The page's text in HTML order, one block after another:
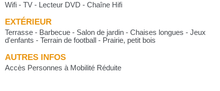
Wifi - TV - Lecteur DVD - Chaîne Hifi
EXTÉRIEUR
Terrasse - Barbecue - Salon de jardin - Chaises longues - Jeux
d'enfants - Terrain de football - Prairie, petit bois
AUTRES INFOS
Accès Personnes à Mobilité Réduite